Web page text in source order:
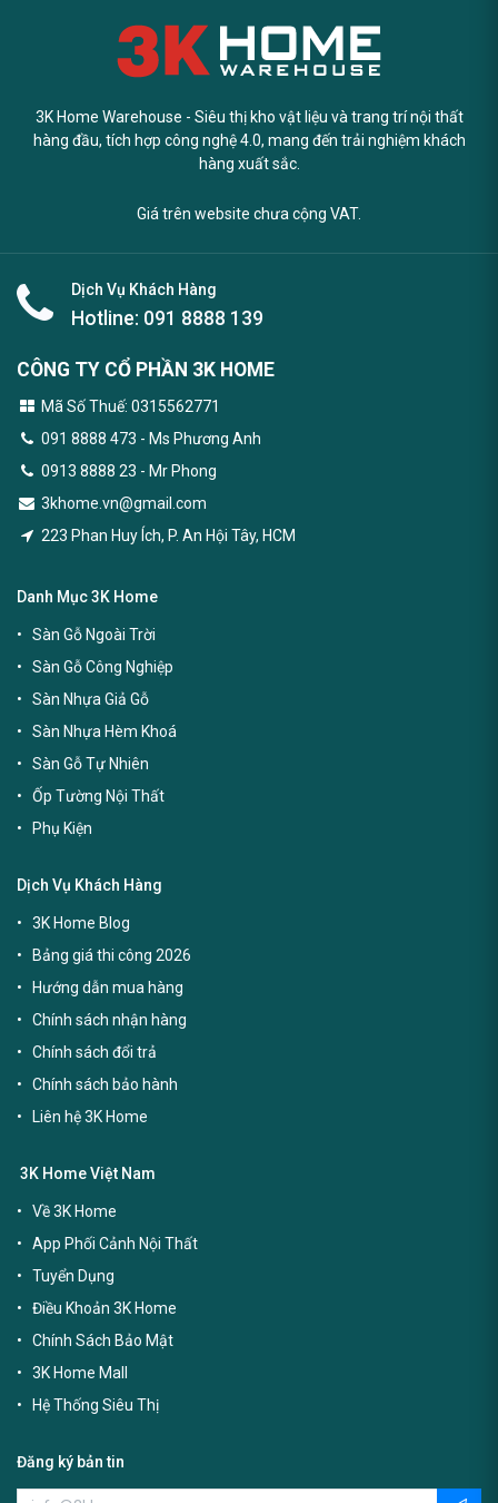
3K Home Warehouse - Siêu thị kho vật liệu và trang trí nội thất
hàng đầu, tích hợp công nghệ 4.0, mang đến trải nghiệm khách
hàng xuất sắc.
Giá trên website chưa cộng VAT.
Dịch Vụ Khách Hàng
Hotline: 091 8888 139
CÔNG TY CỔ PHẦN 3K HOME
Mã Số Thuế: 0315562771
091 8888 473 - Ms Phương Anh
0913 8888 23 - Mr Phong
3khome.vn@gmail.com
223 Phan Huy Ích, P. An Hội Tây, HCM
Danh Mục 3K Home
Sàn Gỗ Ngoài Trời
Sàn Gỗ Công Nghiệp
Sàn Nhựa Giả Gỗ
Sàn Nhựa Hèm Khoá
Sàn Gỗ Tự Nhiên
Ốp Tường Nội Thất
Phụ Kiện
Dịch Vụ Khách Hàng
3K Home Blog
Bảng giá thi công 2026
Hướng dẫn mua hàng
Chính sách nhận hàng
Chính sách đổi trả
Chính sách bảo hành
Liên hệ 3K Home
3K Home Việt Nam
Về 3K Home
App Phối Cảnh Nội Thất
Tuyển Dụng
Điều Khoản 3K Home
Chính Sách Bảo Mật
3K Home Mall
Hệ Thống Siêu Thị
Đăng ký bản tin